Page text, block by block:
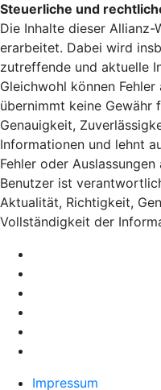
Steuerliche und
Die Inhalte dieser
erarbeitet. Dabei wird
zutreffende und aktuelle
Gleichwohl können
übernimmt keine
Genauigkeit,
Informationen und lehnt
Fehler oder
Benutzer ist
Aktualität, Richtigkeit,
Vollständigkeit der
Impressum